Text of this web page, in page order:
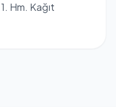
Hm. Kağıt